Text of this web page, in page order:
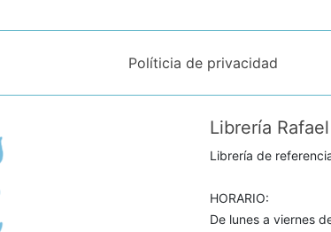
Políticia de privacidad
Librería
Librería de
HORARIO:
De lunes a viernes